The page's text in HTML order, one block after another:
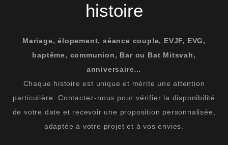
histoire
Mariage, élopement, séance couple, EVJF, EVG,
baptême, communion, Bar ou Bat Mitsvah,
anniversaire…
Chaque histoire est unique et mérite une attention
particulière. Contactez-nous pour vérifier la disponibilité
de votre date et recevoir une proposition personnalisée,
adaptée à votre projet et à vos envies.